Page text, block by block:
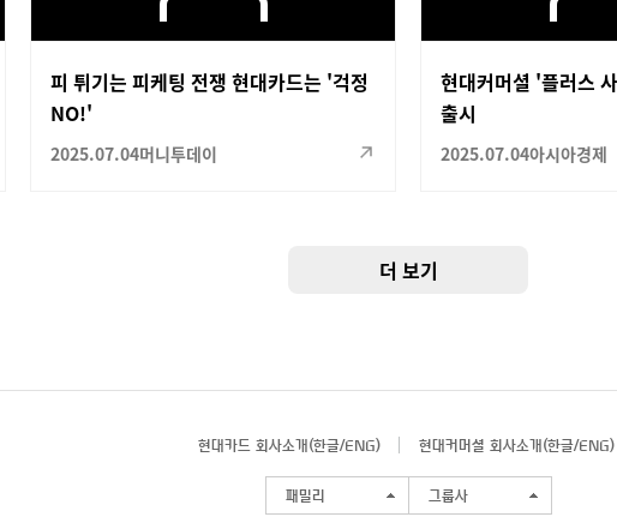
피 튀기는 피케팅 전쟁 현대카드는 '걱정
NO!'
2025.07.04머니투데이
현대커머셜 '플러스
출시
2025.07.04아시아경제
더 보기
현대카드 회사소개(한글/ENG) 현대커머셜 회사소개(한글/ENG)
패밀리 그룹사